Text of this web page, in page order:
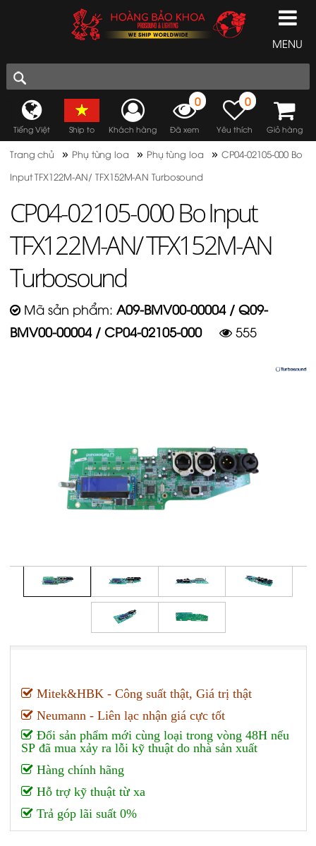
MENU
Tiếng Việt Ship to Khách hàng
0
Đã xem
0
Yêu thích Giỏ hàng
Trang chủ » Phụ tùng loa » Phụ tùng loa » CP04-02105-000 Bo
Input TFX122M-AN/ TFX152M-AN Turbosound
CP04-02105-000 Bo Input
TFX122M-AN/ TFX152M-AN
Turbosound
Mã sản phẩm: A09-BMV00-00004 / Q09-
BMV00-00004 / CP04-02105-000
555
Mitek&HBK - Công suất thật, Giá trị thật
Neumann - Liên lạc nhận giá cực tốt
Đổi sản phẩm mới cùng loại trong vòng 48H nếu
SP đã mua xảy ra lỗi kỹ thuật do nhà sản xuất
Hàng chính hãng
Hỗ trợ kỹ thuật từ xa
Trả góp lãi suất 0%